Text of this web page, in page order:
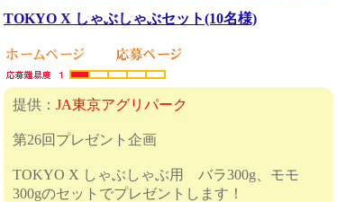
TOKYO X しゃぶしゃぶセット(10名様)
提供： JA東京アグリパーク
第26回プレゼント企画
TOKYO X しゃぶしゃぶ用 バラ300g、モモ
300gのセットでプレゼントします！